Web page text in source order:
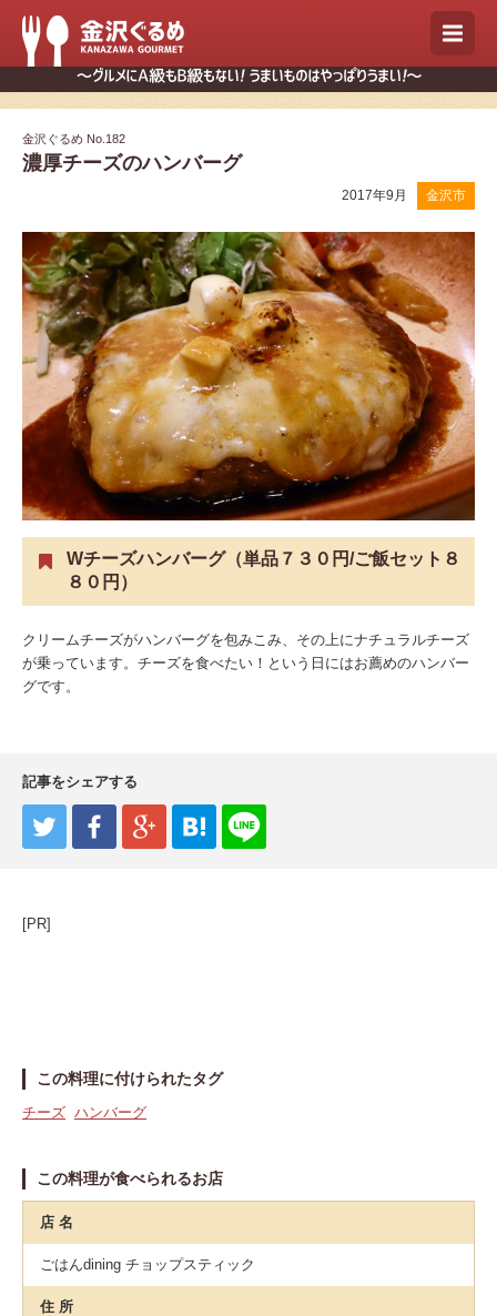
金沢ぐるめ No.182
濃厚チーズのハンバーグ
2017年9月 金沢市
Wチーズハンバーグ（単品７３０円/ご飯セット８
８０円）
クリームチーズがハンバーグを包みこみ、その上にナチュラルチーズ
が乗っています。チーズを食べたい！という日にはお薦めのハンバー
グです。
記事をシェアする
この料理に付けられたタグ
チーズ ハンバーグ
この料理が食べられるお店
店 名
ごはんdining チョップスティック
住 所